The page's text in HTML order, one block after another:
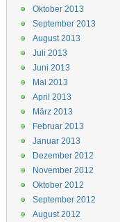
Oktober 2013
September 2013
August 2013
Juli 2013
Juni 2013
Mai 2013
April 2013
März 2013
Februar 2013
Januar 2013
Dezember 2012
November 2012
Oktober 2012
September 2012
August 2012